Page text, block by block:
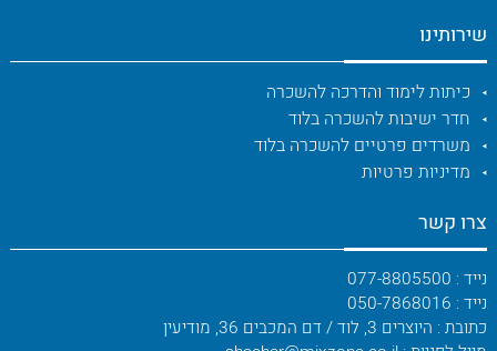
שירותינו
כיתות לימוד והדרכה להשכרה
חדר ישיבות להשכרה בלוד
משרדים פרטיים להשכרה בלוד
מדיניות פרטיות
צרו קשר
נייד : 077-8805500
נייד : 050-7868016
כתובת : היוצרים 3, לוד / דם המכבים 36, מודיעין